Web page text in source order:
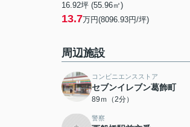
16.92坪 (55.96㎡)
13.7万円(8096.93円/坪)
周辺施設
コンビニエンスストア
セブンイレブン葛飾町
89ｍ（2分）
警察